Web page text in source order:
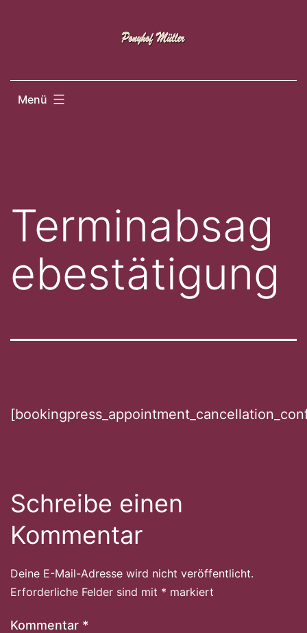
Menü
Terminabsag
ebestätigung
Schreibe einen
Kommentar
Deine E-Mail-Adresse wird nicht veröffentlicht.
Erforderliche Felder sind mit * markiert
Kommentar *